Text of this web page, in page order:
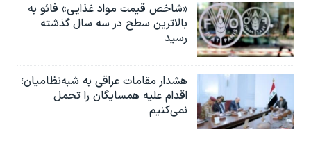
«شاخص قیمت مواد غذایی» فائو به
بالاترین سطح در سه سال گذشته
رسید
هشدار مقامات عراقی به شبه‌نظامیان؛
اقدام علیه همسایگان را تحمل
نمی‌کنیم